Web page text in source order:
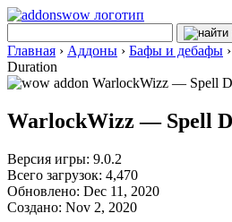
Главная › Аддоны › Бафы и дебафы ›
Duration
WarlockWizz — Spell
Версия игры: 9.0.2
Всего загрузок: 4,470
Обновлено: Dec 11, 2020
Создано: Nov 2, 2020